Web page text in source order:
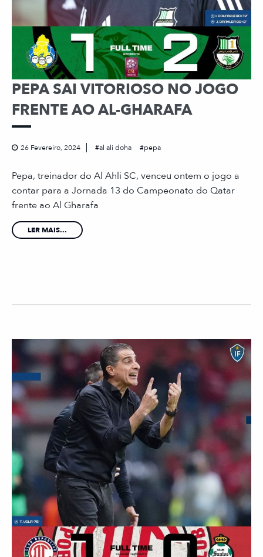
PEPA SAI VITORIOSO NO JOGO
FRENTE AO AL-GHARAFA
26 Fevereiro, 2024 al ali doha pepa
Pepa, treinador do Al Ahli SC, venceu ontem o jogo a
contar para a Jornada 13 do Campeonato do Qatar
frente ao Al Gharafa
LER MAIS...